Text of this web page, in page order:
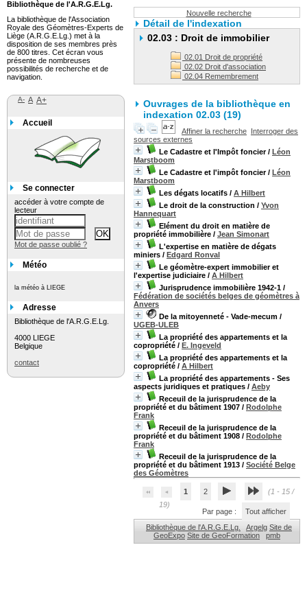
Nouvelle recherche
Détail de l'indexation
02.03 : Droit de immobilier
02.01 Droit de propriété
02.02 Droit d'association
02.04 Remembrement
Ouvrages de la bibliothèque en
indexation 02.03 (19)
Affiner la recherche Interroger des
sources externes
Le Cadastre et l'Impôt foncier/ Léon
Marstboom
Le Cadastre et l'impôt foncier/ Léon
Marstboom
Les dégats locatifs / A Hilbert
Le droit de la construction / Yvon
Hannequart
Elément du droit en matière de
propriété immobilière / Jean Simonart
L'expertise en matière de dégats
miniers / Edgard Ronval
Le géomètre-expert immobilier et
l'expertise judiciaire / A Hilbert
Jurisprudence immobilière 1942-1 /
Fédération de sociétés belges de géomètres à
Anvers
De la mitoyenneté - Vade-mecum /
UGEB-ULEB
La propriété des appartements et la
copropriété / E. Ingeveld
La propriété des appartements et la
copropriété / A Hilbert
La propriété des appartements - Ses
aspects juridiques et pratiques / Aeby
Receuil de la jurisprudence de la
propriété et du bâtiment 1907 / Rodolphe
Frank
Receuil de la jurisprudence de la
propriété et du bâtiment 1908 / Rodolphe
Frank
Receuil de la jurisprudence de la
propriété et du bâtiment 1913 / Société Belge
des Géomètres
1 2
(1 - 15 /
19)
Par page :
Tout afficher
Bibliothèque de l'A.R.G.E.Lg.
Argelg Site de
GeoExpo Site de GeoFormation pmb
Bibliothèque de l'A.R.G.E.Lg.
La bibliothèque de l'Association
Royale des Géomètres-Experts de
Liège (A.R.G.E.Lg.) met à la
disposition de ses membres près
de 800 titres. Cet écran vous
présente de nombreuses
possibilités de recherche et de
navigation.
A- A A+
Accueil
Se connecter
accéder à votre compte de
lecteur
Mot de passe oublié ?
Météo
la météo à LIEGE
Adresse
Bibliothèque de l'A.R.G.E.Lg.
4000 LIEGE
Belgique
contact